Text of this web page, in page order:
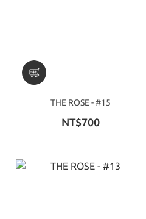
THE ROSE - #15
NT$700